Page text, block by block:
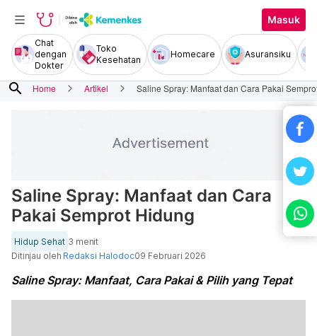
Masuk
Chat
dengan
Dokter
Toko
Kesehatan
Homecare Asuransiku
search Home Artikel Saline Spray: Manfaat dan Cara Pakai
Saline Spray: Manfaat dan Cara
Pakai Semprot Hidung
Hidup Sehat 3 menit
Ditinjau oleh Redaksi Halodoc09 Februari 2026
Saline Spray: Manfaat, Cara Pakai & Pilih yang Tepat